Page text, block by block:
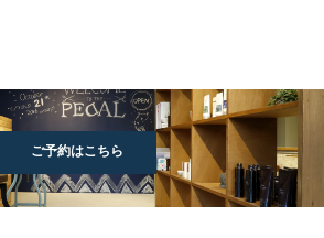
ご予約はこちら